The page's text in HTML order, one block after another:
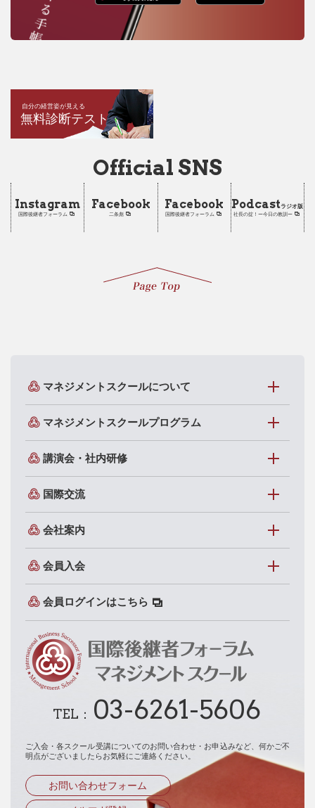
自分の経営姿が見える
無料診断テスト
Official SNS
Instagram
国際後継者フォーラム
Facebook
二条彪
Facebook
国際後継者フォーラム
Podcastラジオ版
社長の掟！ー今日の教訓ー
マネジメントスクールについて
マネジメントスクールプログラム
講演会・社内研修
国際交流
会社案内
会員入会
会員ログインはこちら
TEL： 03-6261-5606
ご入会・各スクール受講についてのお問い合わせ・お申込みなど、 何かご不
明点がございましたらお気軽にご連絡ください。
お問い合わせフォーム